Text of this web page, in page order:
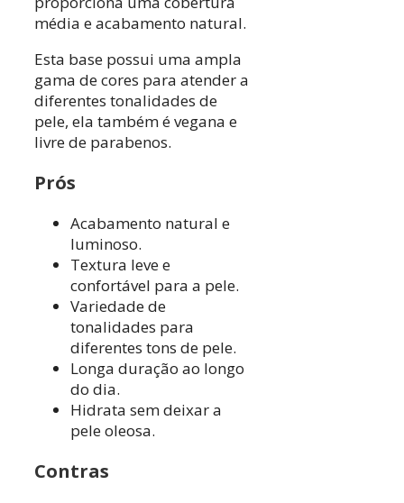
média e acabamento natural.
Esta base possui uma ampla
gama de cores para atender a
diferentes tonalidades de
pele, ela também é vegana e
livre de parabenos.
Prós
Acabamento natural e
luminoso.
Textura leve e
confortável para a pele.
Variedade de
tonalidades para
diferentes tons de pele.
Longa duração ao longo
do dia.
Hidrata sem deixar a
pele oleosa.
Contras